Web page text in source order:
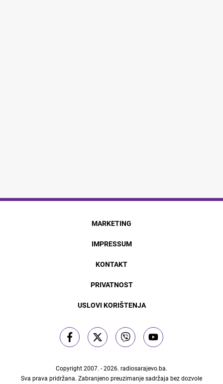
MARKETING
IMPRESSUM
KONTAKT
PRIVATNOST
USLOVI KORIŠTENJA
Copyright 2007. - 2026. radiosarajevo.ba.
Sva prava pridržana. Zabranjeno preuzimanje sadržaja bez dozvole